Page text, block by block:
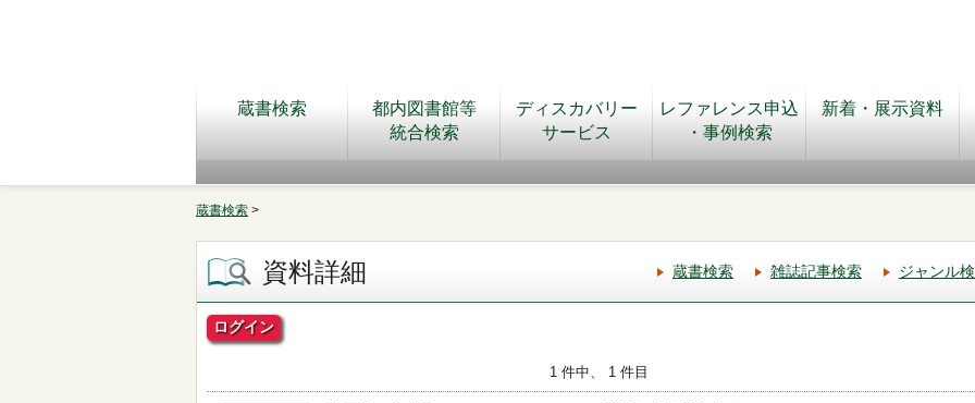
蔵書検索
都内図書館等
統合検索
ディスカバリー
サービス
レファレンス申込
・事例検索
新着・展示資料
蔵書検索 >
資料詳細 蔵書検索 雑誌記事検索 ジャンル
ログイン
1 件中、 1 件目